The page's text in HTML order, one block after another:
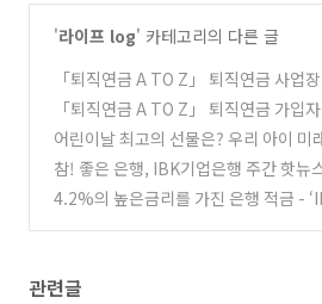
'라이프 log' 카테고리의 다른 글
「퇴직연금 A TO Z」 퇴직연금 사업
검 Check list - 1
(0)
「퇴직연금 A TO Z」 퇴직연금 가입
법과 절차
(0)
어린이날 최고의 선물은? 우리 아이 미
재테크방법!
(0)
참! 좋은 은행, IBK기업은행 주간 핫뉴
주차 (0)
4.2%의 높은금리를 가진 은행 적금 -
관련글